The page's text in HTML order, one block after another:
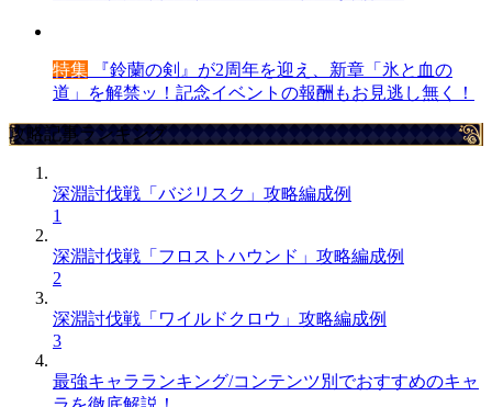
特集 『鈴蘭の剣』が2周年を迎え、新章「氷と血の
道」を解禁ッ！記念イベントの報酬もお見逃し無く！
攻略記事ランキング
深淵討伐戦「バジリスク」攻略編成例
1
深淵討伐戦「フロストハウンド」攻略編成例
2
深淵討伐戦「ワイルドクロウ」攻略編成例
3
最強キャラランキング/コンテンツ別でおすすめのキャ